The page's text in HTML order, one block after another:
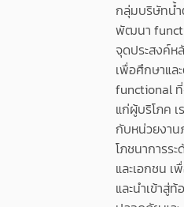
กลุ่มบริษัทน้ำ
พัฒนา
จุดประสงค์
เพื่อศึกษาแล
functional ที่
แก่ผู้บริโภค
กับหน่วยงาน
โภชนาการร
และเอกชน
และนำเข้าสู่